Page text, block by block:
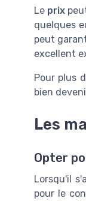
Le prix
quelques
peut
excellent
Pour plus
bien
Les
Opter
Lorsqu'il
pour le